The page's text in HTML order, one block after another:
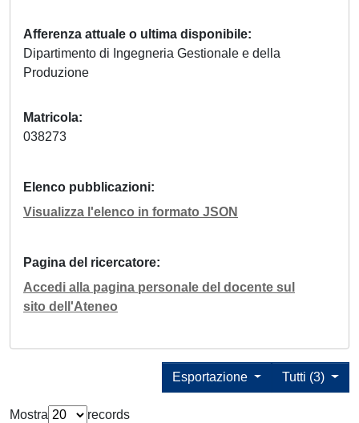
Afferenza attuale o ultima disponibile
Dipartimento di Ingegneria Gestionale e della
Produzione
Matricola
038273
Elenco pubblicazioni
Visualizza l'elenco in formato JSON
Pagina del ricercatore
Accedi alla pagina personale del docente sul
sito dell'Ateneo
Tutti (3)
Esportazione
Mostra
records